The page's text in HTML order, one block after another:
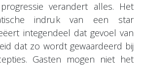
verandert alles. Het
indruk van een star
integendeel dat gevoel van
dat zo wordt gewaardeerd bij
Gasten mogen niet het